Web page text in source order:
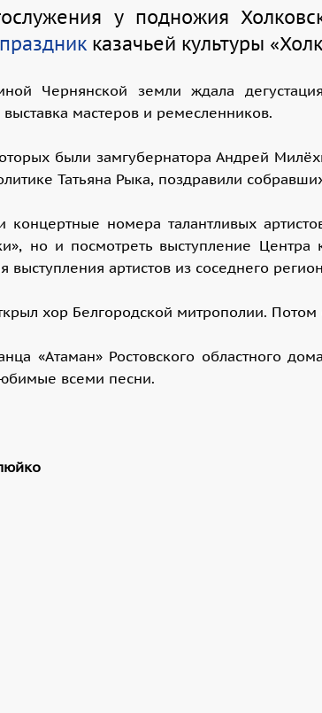
у подножия
праздник казачьей культуры
Чернянской земли ждала
мастеров и ремесленников.
были замгубернатора Андрей
Татьяна Рыка, поздравили
номера талантливых
но и посмотреть выступление
выступления артистов из соседнего
хор Белгородской митрополии.
«Атаман» Ростовского областного
всеми песни.